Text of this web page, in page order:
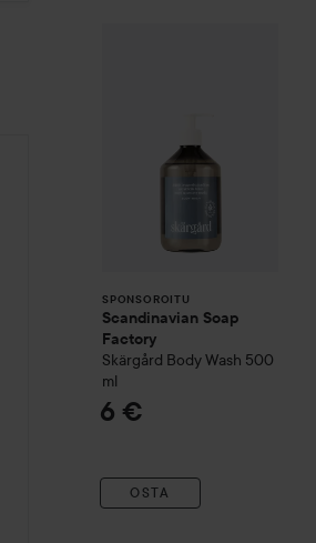
SPONSOROITU
Scandinavian Soap
Factory
Skärgård Body Wash 500
ml
6 €
OSTA